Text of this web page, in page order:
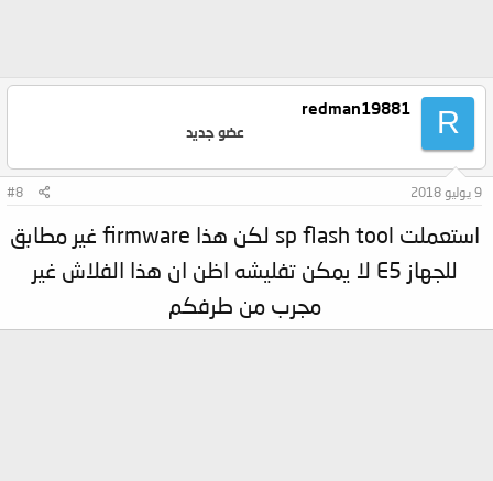
R
redman19881
عضو جديد
9 يوليو 2018 #8
استعملت sp flash tool لكن هذا firmware غير مطابق
للجهاز E5 لا يمكن تفليشه اظن ان هذا الفلاش غير
مجرب من طرفكم